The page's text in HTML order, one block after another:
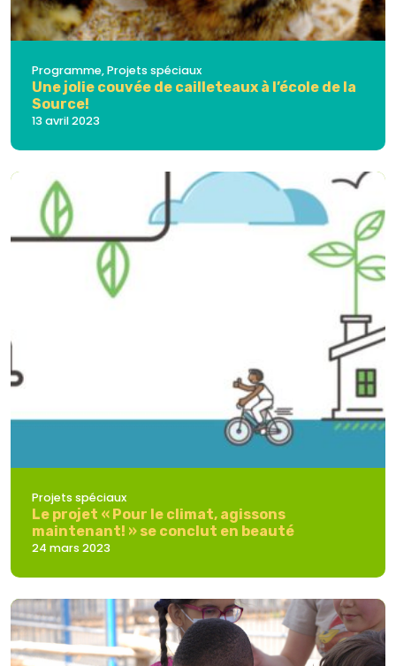
Programme, Projets spéciaux
Une jolie couvée de cailleteaux à l’école de la
Source!
13 avril 2023
Projets spéciaux
Le projet « Pour le climat, agissons
maintenant! » se conclut en beauté
24 mars 2023